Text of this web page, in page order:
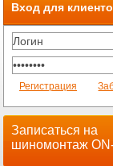
Вход для
Регистрация
Записаться на
шиномонтаж